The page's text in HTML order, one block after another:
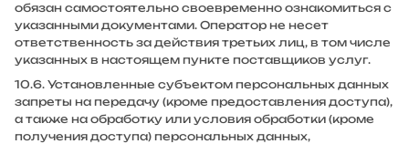
обязан самостоятельно своевременно ознакомиться с
указанными документами. Оператор не несет
ответственность за действия третьих лиц, в том числе
указанных в настоящем пункте поставщиков услуг.
10.6. Установленные субъектом персональных данных
запреты на передачу (кроме предоставления доступа),
а также на обработку или условия обработки (кроме
получения доступа) персональных данных,